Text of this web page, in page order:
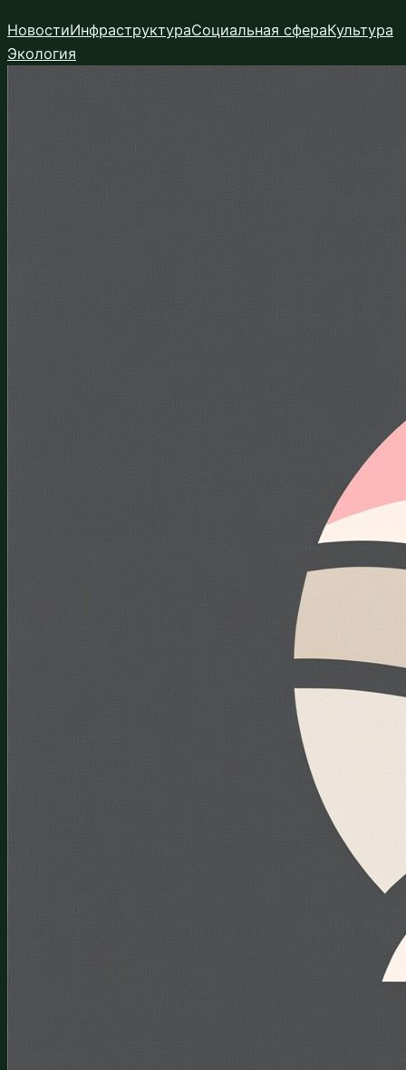
к
содержимому
НовостиИнфраструктураСоциальная сфераКультура
Экология